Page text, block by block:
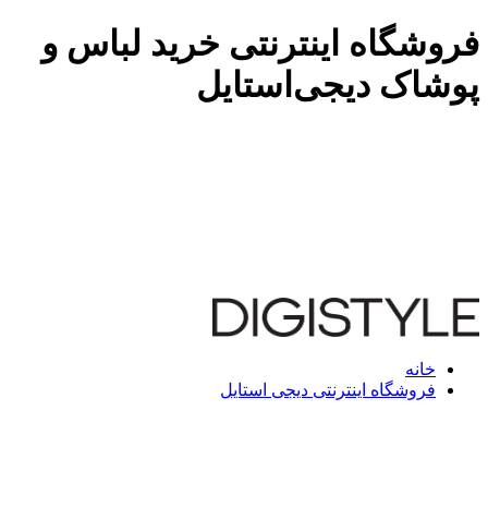
فروشگاه اینترنتی خرید لباس و
پوشاک دیجی‌استایل
خانه
فروشگاه اینترنتی دیجی استایل